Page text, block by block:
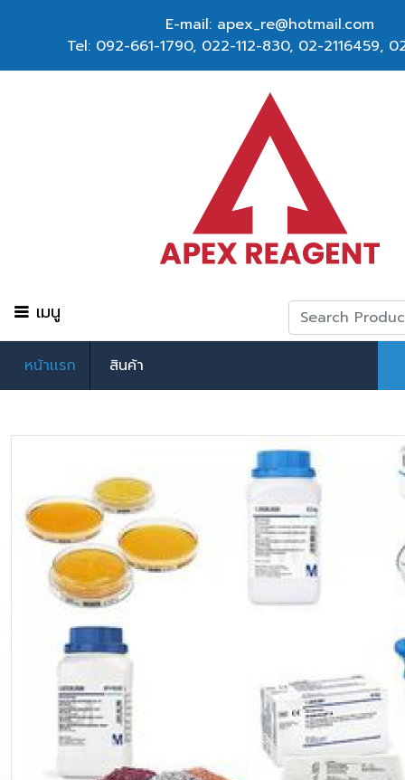
E-mail: apex_re@hotmail.com
Tel: 092-661-1790, 022-112-830, 02-2116459,
เมนู
หน้าเเรก สินค้า